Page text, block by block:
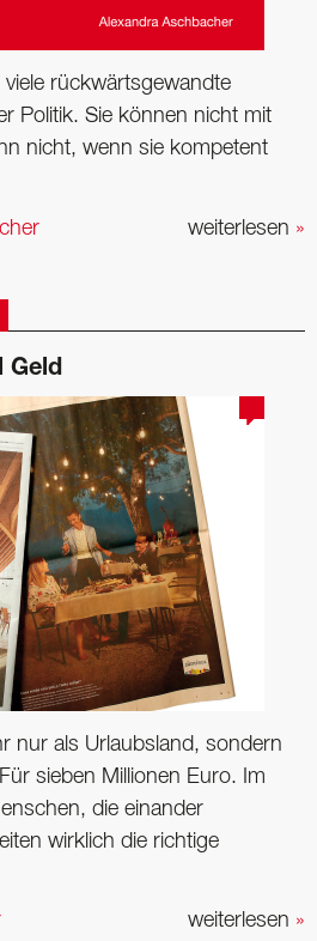
rückwärtsgewandte
Politik. Sie können nicht mit
nicht, wenn sie kompetent
weiterlesen »
Geld
nur als Urlaubsland, sondern
sieben Millionen Euro. Im
die einander
wirklich die richtige
weiterlesen »